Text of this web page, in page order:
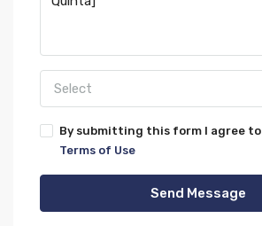
Select
By submitting this form I agree to
Terms of Use
Send Message